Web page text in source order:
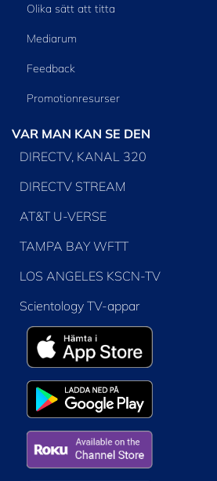
Olika sätt att titta
Mediarum
Feedback
Promotionresurser
VAR MAN KAN SE DEN
DIRECTV, KANAL 320
DIRECTV STREAM
AT&T U-VERSE
TAMPA BAY WFTT
LOS ANGELES KSCN-TV
Scientology TV-appar